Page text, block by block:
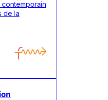
de la